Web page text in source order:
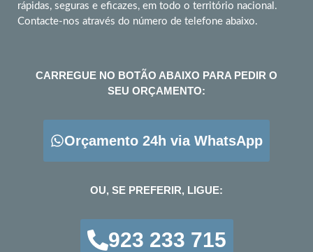
rápidas, seguras e eficazes, em todo o território nacional.
Contacte-nos através do número de telefone abaixo.
CARREGUE NO BOTÃO ABAIXO PARA PEDIR O
SEU ORÇAMENTO:
Orçamento 24h via WhatsApp
OU, SE PREFERIR, LIGUE:
923 233 715